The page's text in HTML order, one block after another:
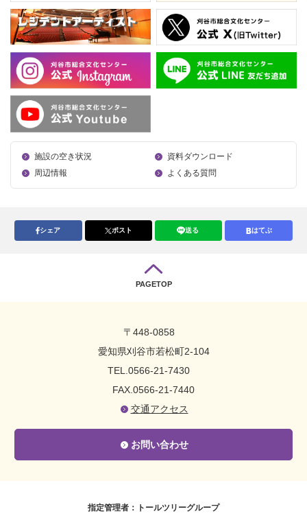
施設の空き状況
資料ダウンロード
周辺情報
よくある質問
シェア ポスト 送る はてぶ
PAGETOP
〒448-0858
愛知県刈谷市若松町2-104
TEL.0566-21-7430
FAX.0566-21-7440
交通アクセス
お問い合わせ
指定管理者：トールツリーグループ